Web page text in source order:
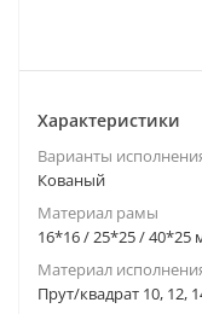
Характеристики
Варианты
Кованый
Материал рамы
16*16 / 25*25 / 40*25
Материал
Прут/квадрат 10, 12,